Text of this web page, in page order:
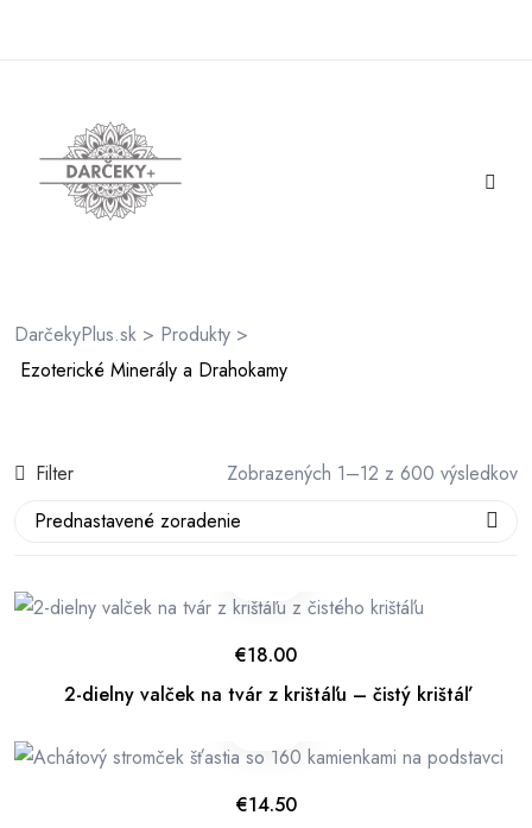
DarčekyPlus.sk > Produkty >
Ezoterické Minerály a Drahokamy
Filter
Zobrazených 1–12 z 600 výsledkov
Prednastavené zoradenie
2-dielny valček na tvár z krištáľu – čistý krištáľ
€18.00
€14.50